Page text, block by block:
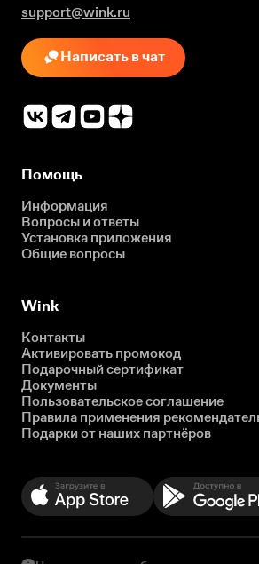
support@wink.ru
Написать в чат
Помощь
Информация
Вопросы и ответы
Установка приложения
Общие вопросы
Wink
Контакты
Активировать промокод
Подарочный сертификат
Документы
Пользовательское соглашение
Правила применения
Подарки от наших партнёров